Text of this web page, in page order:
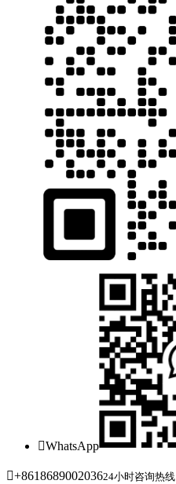
WhatsApp
+861868900203624小时咨询热线